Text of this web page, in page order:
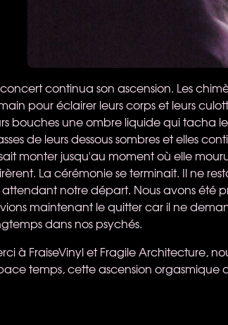
continua son ascension. Les
pour éclairer leurs corps et leurs
bouches une ombre liquide qui tacha
de leurs dessous sombres et elles
monter jusqu'au moment où elle
La cérémonie se terminait. Il ne
notre départ. Nous avons été
maintenant le quitter car il ne
dans nos psychés.
à FraiseVinyl et Fragile Architecture,
temps, cette ascension orgasmique